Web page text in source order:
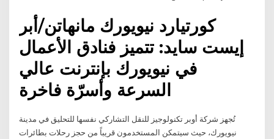
كورتيارد نيويورك مانهاتن/أبر
إيست سايد: تتميز فنادق الأعمال
في نيويورك بإنترنت عالي
السرعة وأسرّة فاخرة
تُجهز شركة أوبر تكنولوجيز للنقل التشاركي نفسها للتحليق في مدينة
نيويورك، حيث سيتمكن المستخدمون قريباً من حجز رحلات بطائرات